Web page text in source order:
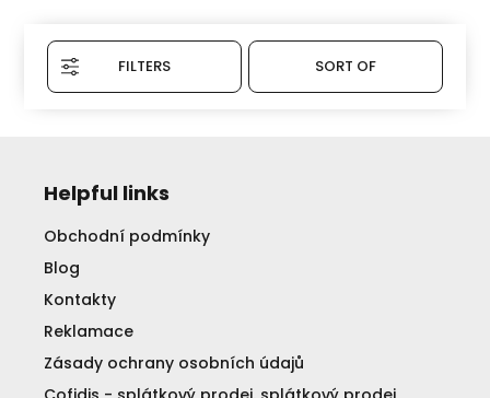
FILTERS SORT OF
Helpful links
Obchodní podmínky
Blog
Kontakty
Reklamace
Zásady ochrany osobních údajů